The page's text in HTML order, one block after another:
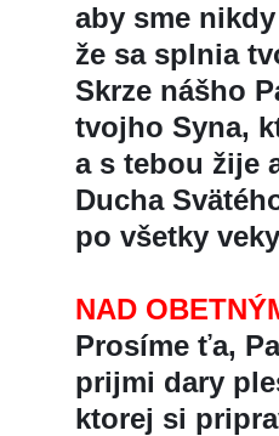
aby sme
že sa splnia
Skrze nášho
tvojho Syna,
a s tebou žije
Ducha
po všetky
NAD
Prosíme ťa,
prijmi dary
ktorej si